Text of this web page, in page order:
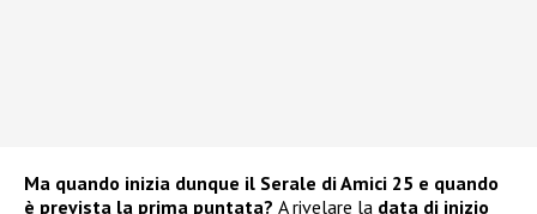
Ma quando inizia dunque il Serale di Amici 25 e quando
è prevista la prima puntata? A rivelare la data di inizio